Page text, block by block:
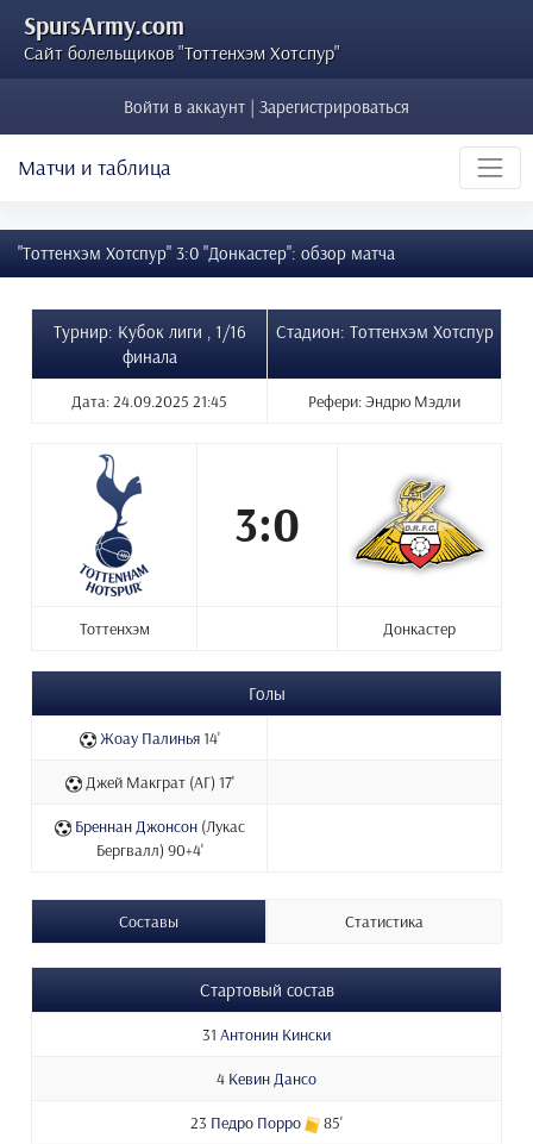
SpursArmy.com
Сайт болельщиков "Тоттенхэм Хотспур"
Войти в аккаунт | Зарегистрироваться
Матчи и таблица
"Тоттенхэм Хотспур" 3:0 "Донкастер": обзор матча
Турнир: Кубок лиги , 1/16
финала
Стадион: Тоттенхэм Хотспур
Дата: 24.09.2025 21:45 Рефери: Эндрю Мэдли
3:0
Тоттенхэм Донкастер
Голы
Жоау Палинья14'
Джей Макграт (АГ) 17'
Бреннан Джонсон(Лукас
Бергвалл) 90+4'
Составы Статистика
Стартовый состав
31 Антонин Кински
4 Кевин Дансо
23 Педро Порро 85'